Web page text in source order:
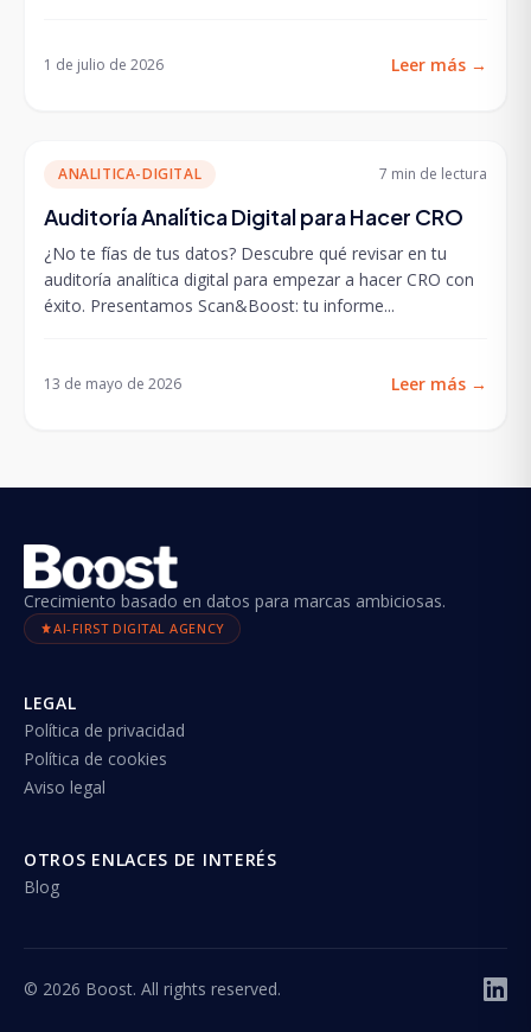
1 de julio de 2026 Leer más →
ANALITICA-DIGITAL 7 min de lectura
Auditoría Analítica Digital para Hacer CRO
¿No te fías de tus datos? Descubre qué revisar en tu
auditoría analítica digital para empezar a hacer CRO con
éxito. Presentamos Scan&Boost: tu informe...
13 de mayo de 2026 Leer más →
Crecimiento basado en datos para marcas ambiciosas.
AI-FIRST DIGITAL AGENCY
LEGAL
Política de privacidad
Política de cookies
Aviso legal
OTROS ENLACES DE INTERÉS
Blog
© 2026 Boost. All rights reserved.